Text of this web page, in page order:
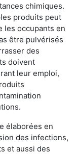
chimiques.
produits peut
les occupants en
être pulvérisés
des
doivent
leur emploi,
élaborées en
des infections,
et aussi des